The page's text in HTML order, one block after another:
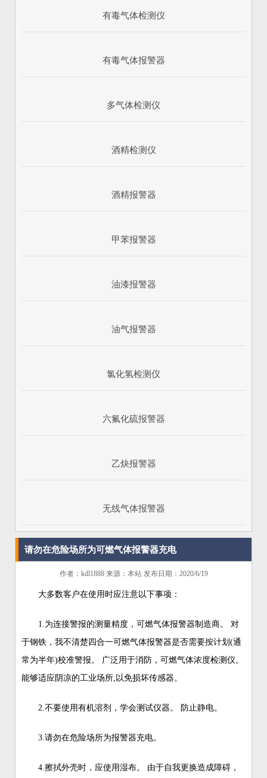
有毒气体检测仪
有毒气体报警器
多气体检测仪
酒精检测仪
酒精报警器
甲苯报警器
油漆报警器
油气报警器
氯化氢检测仪
六氟化硫报警器
乙炔报警器
无线气体报警器
请勿在危险场所为可燃气体报警器充电
作者：kdl1888 来源：本站 发布日期：2020/6/19
大多数客户在使用时应注意以下事项：
1.为连接警报的测量精度，可燃气体报警器制造商。 对
于钢铁，我不清楚四合一可燃气体报警器是否需要按计划(通
常为半年)校准警报。 广泛用于消防，可燃气体浓度检测仪。
能够适应阴凉的工业场所,以免损坏传感器。
2.不要使用有机溶剂，学会测试仪器。 防止静电。
3.请勿在危险场所为报警器充电。
4.擦拭外壳时，应使用湿布。 由于自我更换造成障碍，